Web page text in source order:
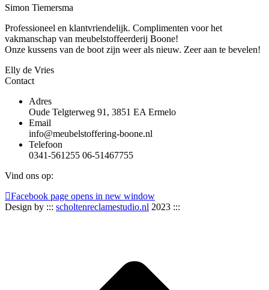
Simon Tiemersma
Professioneel en klantvriendelijk. Complimenten voor het
vakmanschap van meubelstoffeerderij Boone!
Onze kussens van de boot zijn weer als nieuw. Zeer aan te bevelen!
Elly de Vries
Contact
Adres
Oude Telgterweg 91, 3851 EA Ermelo
Email
info@meubelstoffering-boone.nl
Telefoon
0341-561255 06-51467755
Vind ons op:
Facebook page opens in new window
Design by ::: scholtenreclamestudio.nl 2023 :::